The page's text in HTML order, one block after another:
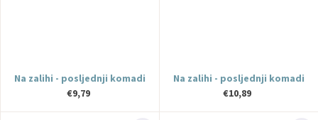
Na zalihi - posljednji komadi
€9,79
Na zalihi - posljednji komadi
€10,89